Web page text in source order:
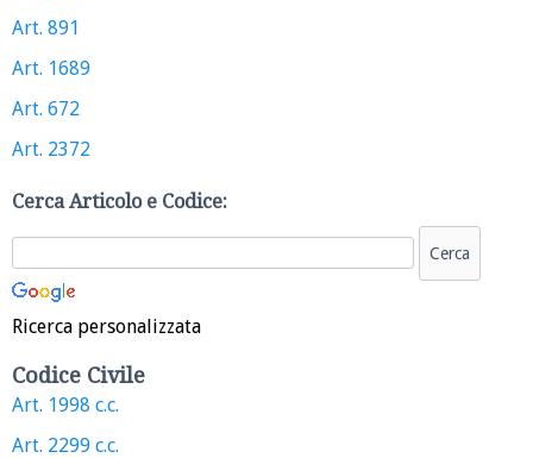
Art. 891
Art. 1689
Art. 672
Art. 2372
Cerca Articolo e Codice:
Ricerca personalizzata
Codice Civile
Art. 1998 c.c.
Art. 2299 c.c.